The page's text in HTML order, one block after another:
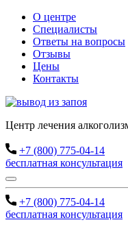
О центре
Специалисты
Ответы на вопросы
Отзывы
Цены
Контакты
Центр лечения
+7 (800) 775-04-14
бесплатная консультация
+7 (800) 775-04-14
бесплатная консультация